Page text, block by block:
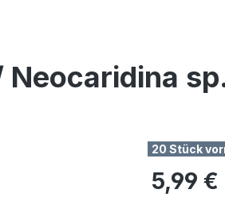
20 Stück
Regulärer
5,99 €